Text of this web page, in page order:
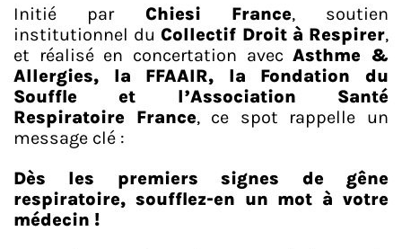
Initié par Chiesi France, soutien
institutionnel duCollectif Droit à Respirer,
et réalisé en concertation avecAsthme &
Allergies, la FFAAIR, la Fondation du
Souffle et l’Association Santé
Respiratoire France, ce spot rappelle un
message clé :
Dès les premiers signes de gêne
respiratoire, soufflez-en un mot à votre
médecin !